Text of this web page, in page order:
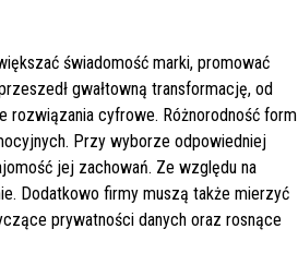
świadomość marki, promować
gwałtowną transformację, od
rozwiązania cyfrowe. Różnorodność form
Przy wyborze odpowiedniej
jej zachowań. Ze względu na
Dodatkowo firmy muszą także mierzyć
prywatności danych oraz rosnące